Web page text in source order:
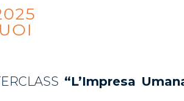
“L’Impresa